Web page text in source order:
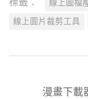
標籤： 線上圖檔
線上圖片裁剪工具
漫畫下載